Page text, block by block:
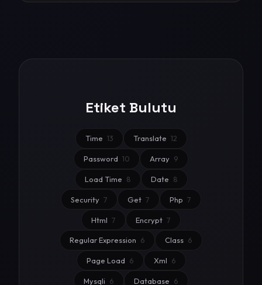
Etiket Bulutu
Time 13 Translate 12
Password 10 Array 9
Load Time 8 Date 8
Security 7 Get 7 Php 7
Html 7 Encrypt 7
Regular Expression 6 Class 6
Page Load 6 Xml 6
Mysqli 6 Database 6